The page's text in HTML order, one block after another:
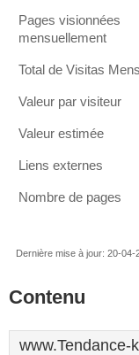
Pages visionnées
mensuellement
Total de Visitas
Valeur par visiteur
Valeur estimée
Liens externes
Nombre de pages
Dernière mise à jour: 20-04-
Contenu
www.Tendance-